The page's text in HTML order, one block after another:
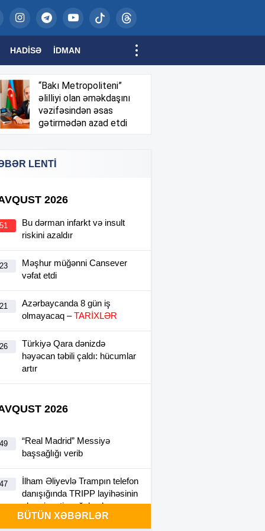
HADISƏ İDMAN
“Bakı Metropoliteni”
əlilliyi olan əməkdaşını
vəzifəsindən əsas
gətirmədən azad etdi
LENTİ
2026
Bu dərman infarkt və insult
riskini azaldır
Məşhur müğənni Cansever
vəfat etdi
Azərbaycanda 8 gün iş
olmayacaq –TARİXLƏR
Türkiyə Qara dənizdə
həyəcan təbili çaldı: hücumlar
artır
2026
“Real Madrid” Messiyə
başsağlığı verib
İlham Əliyevlə Trampın telefon
danışığında TRIPP layihəsinin
əhəmiyyəti vurğulanıb
BÜTÜN XƏBƏRLƏR